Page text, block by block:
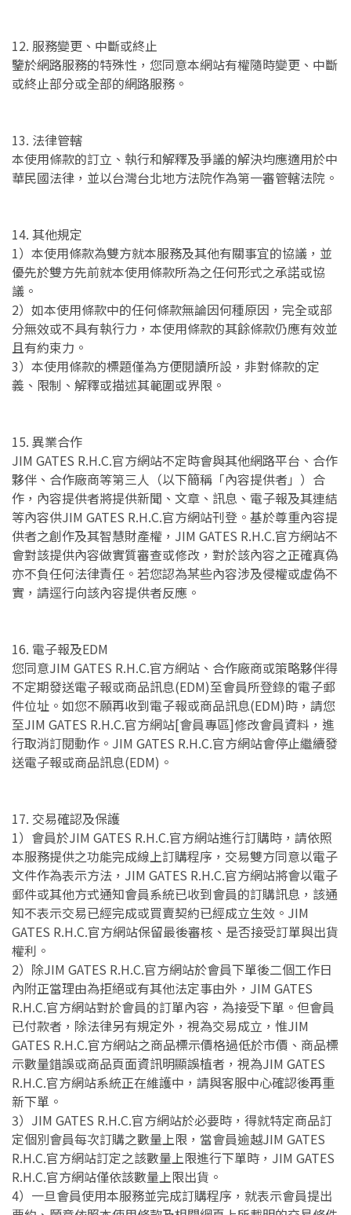
12. 服務變更、中斷或終止
鑒於網路服務的特殊性，您同意本網站有權隨時變更、中斷
或終止部分或全部的網路服務。
13. 法律管轄
本使用條款的訂立、執行和解釋及爭議的解決均應適用於中
華民國法律，並以台灣台北地方法院作為第一審管轄法院。
14. 其他規定
1）本使用條款為雙方就本服務及其他有關事宜的協議，並
優先於雙方先前就本使用條款所為之任何形式之承諾或協
議。
2）如本使用條款中的任何條款無論因何種原因，完全或部
分無效或不具有執行力，本使用條款的其餘條款仍應有效並
且有約束力。
3）本使用條款的標題僅為方便閱讀所設，非對條款的定
義、限制、解釋或描述其範圍或界限。
15. 異業合作
JIM GATES R.H.C.官方網站不定時會與其他網路平台、合作
夥伴、合作廠商等第三人（以下簡稱「內容提供者」）合
作，內容提供者將提供新聞、文章、訊息、電子報及其連結
等內容供JIM GATES R.H.C.官方網站刊登。基於尊重內容提
供者之創作及其智慧財產權，JIM GATES R.H.C.官方網站不
會對該提供內容做實質審查或修改，對於該內容之正確真偽
亦不負任何法律責任。若您認為某些內容涉及侵權或虛偽不
實，請逕行向該內容提供者反應。
16. 電子報及EDM
您同意JIM GATES R.H.C.官方網站、合作廠商或策略夥伴得
不定期發送電子報或商品訊息(EDM)至會員所登錄的電子郵
件位址。如您不願再收到電子報或商品訊息(EDM)時，請您
至JIM GATES R.H.C.官方網站[會員專區]修改會員資料，進
行取消訂閱動作。JIM GATES R.H.C.官方網站會停止繼續發
送電子報或商品訊息(EDM)。
17. 交易確認及保護
1）會員於JIM GATES R.H.C.官方網站進行訂購時，請依照
本服務提供之功能完成線上訂購程序，交易雙方同意以電子
文件作為表示方法，JIM GATES R.H.C.官方網站將會以電子
郵件或其他方式通知會員系統已收到會員的訂購訊息，該通
知不表示交易已經完成或買賣契約已經成立生效。JIM
GATES R.H.C.官方網站保留最後審核、是否接受訂單與出貨
權利。
2）除JIM GATES R.H.C.官方網站於會員下單後二個工作日
內附正當理由為拒絕或有其他法定事由外，JIM GATES
R.H.C.官方網站對於會員的訂單內容，為接受下單。但會員
已付款者，除法律另有規定外，視為交易成立，惟JIM
GATES R.H.C.官方網站之商品標示價格過低於市價、商品標
示數量錯誤或商品頁面資訊明顯誤植者，視為JIM GATES
R.H.C.官方網站系統正在維護中，請與客服中心確認後再重
新下單。
3）JIM GATES R.H.C.官方網站於必要時，得就特定商品訂
定個別會員每次訂購之數量上限，當會員逾越JIM GATES
R.H.C.官方網站訂定之該數量上限進行下單時，JIM GATES
R.H.C.官方網站僅依該數量上限出貨。
4）一旦會員使用本服務並完成訂購程序，就表示會員提出